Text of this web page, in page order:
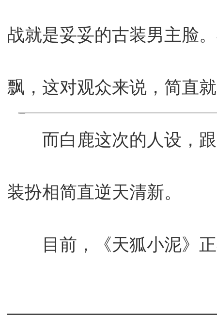
战就是妥妥的古装男主脸
飘，这对观众来说，简直
而白鹿这次的人设，
装扮相简直逆天清新。
目前，《天狐小泥》